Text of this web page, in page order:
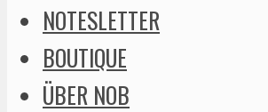
NOTESLETTER
BOUTIQUE
ÜBER NOB